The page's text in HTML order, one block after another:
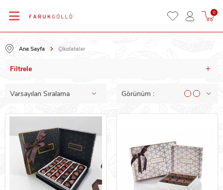
0
Ana Sayfa Çikolatalar
Filtrele